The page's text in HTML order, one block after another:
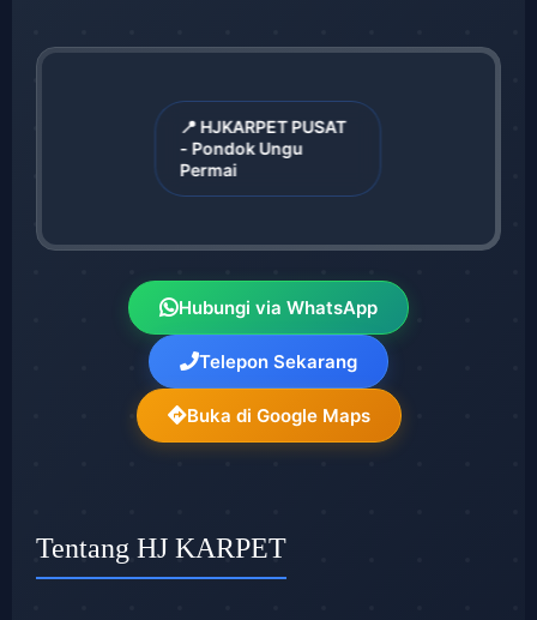
📍 HJKARPET PUSAT
- Pondok Ungu
Permai
Hubungi via WhatsApp
Telepon Sekarang
Buka di Google Maps
Tentang HJ KARPET